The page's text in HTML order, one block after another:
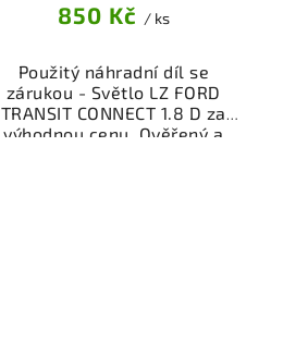
850 Kč / ks
Použitý náhradní díl se
zárukou - Světlo LZ FORD
TRANSIT CONNECT 1.8 D za
výhodnou cenu. Ověřený a